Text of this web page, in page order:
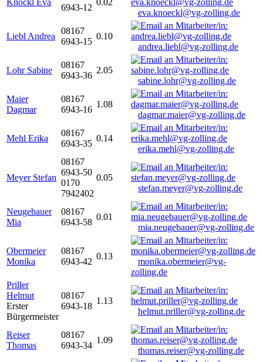
Knöckl Eva
6943-12
0.02
eva.knoeckl@vg-zolling.de
Liebl Andrea
08167
6943-15
0.10
andrea.liebl@vg-zolling.de
Lohr Sabine
08167
6943-36
2.05
sabine.lohr@vg-zolling.de
Maier
Dagmar
08167
6943-16
1.08
dagmar.maier@vg-zolling.de
Mehl Erika
08167
6943-35
0.14
erika.mehl@vg-zolling.de
Meyer Stefan
08167
6943-50
0170
7942402
0.05
stefan.meyer@vg-zolling.de
Neugebauer
Mia
08167
6943-58
0.01
mia.neugebauer@vg-zolling.de
Obermeier
Monika
08167
6943-42
0.13
monika.obermeier@vg-
zolling.de
Priller
Helmut
Erster
Bürgermeister
08167
6943-18
1.13
helmut.priller@vg-zolling.de
Reiser
Thomas
08167
6943-34
1.09
thomas.reiser@vg-zolling.de